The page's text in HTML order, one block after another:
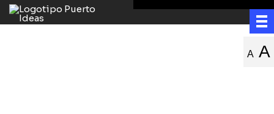
A A